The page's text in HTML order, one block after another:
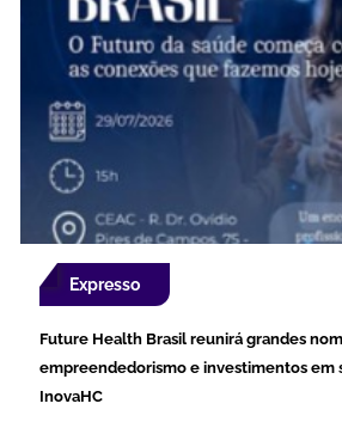
Expresso
Future Health Brasil reunirá grandes
empreendedorismo e investimentos em
InovaHC